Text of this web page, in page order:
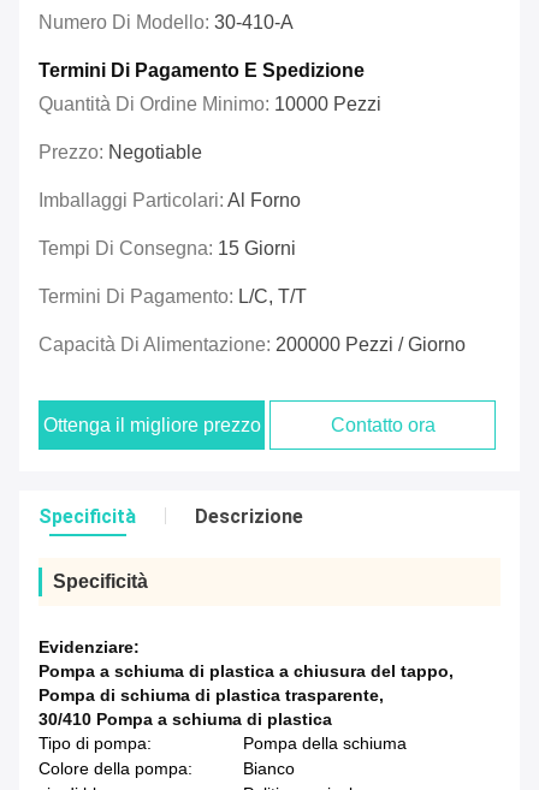
Numero Di Modello: 30-410-A
Termini Di Pagamento E Spedizione
Quantità Di Ordine Minimo: 10000 Pezzi
Prezzo: Negotiable
Imballaggi Particolari: Al Forno
Tempi Di Consegna: 15 Giorni
Termini Di Pagamento: L/C, T/T
Capacità Di Alimentazione: 200000 Pezzi / Giorno
Ottenga il migliore prezzo Contatto ora
Specificità Descrizione
Specificità
Evidenziare:
Pompa a schiuma di plastica a chiusura del tappo,
Pompa di schiuma di plastica trasparente,
30/410 Pompa a schiuma di plastica
Tipo di pompa:
Pompa della schiuma
Colore della pompa:
Bianco